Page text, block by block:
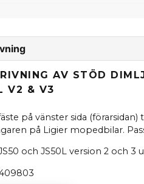
AV STÖD
V2 & V3
på vänster sida (förarsidan)
på Ligier mopedbilar.
och JS50L version 2 och 3